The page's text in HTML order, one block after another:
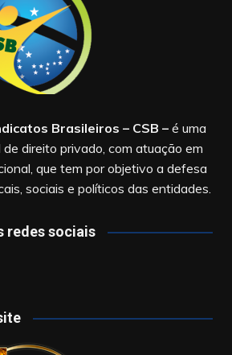
Brasileiros – CSB –é uma
direito privado, com atuação em
que tem por objetivo a defesa
sociais e políticos das entidades.
redes sociais